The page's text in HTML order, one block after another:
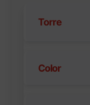
Torre
Color